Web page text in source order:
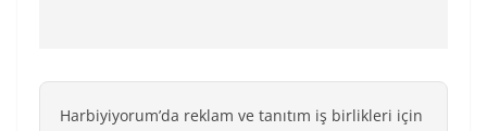
Harbiyiyorum’da reklam ve tanıtım iş birlikleri için